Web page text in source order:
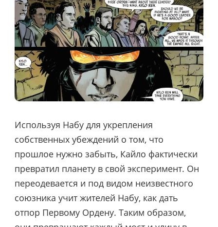
Используя Набу для укрепления
собственных убеждений о том, что
прошлое нужно забыть, Кайло фактически
превратил планету в свой эксперимент. Он
переодевается и под видом неизвестного
союзника учит жителей Набу, как дать
отпор Первому Ордену. Таким образом,